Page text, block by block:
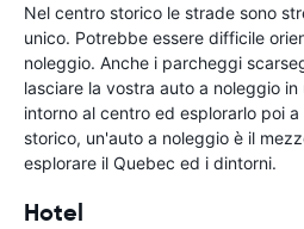
Nel centro storico le strade sono
unico. Potrebbe essere difficile
noleggio. Anche i parcheggi
lasciare la vostra auto a noleggio
intorno al centro ed esplorarlo poi
storico, un'auto a noleggio è il
esplorare il Quebec ed i dintorni.
Hotel